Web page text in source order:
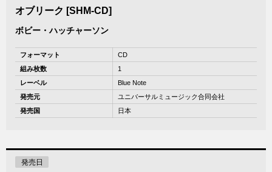
オブリーク [SHM-CD]
ボビー・ハッチャーソン
フォーマット
CD
組み枚数
1
レーベル
Blue Note
発売元
ユニバーサルミュージック合同会社
発売国
日本
発売日